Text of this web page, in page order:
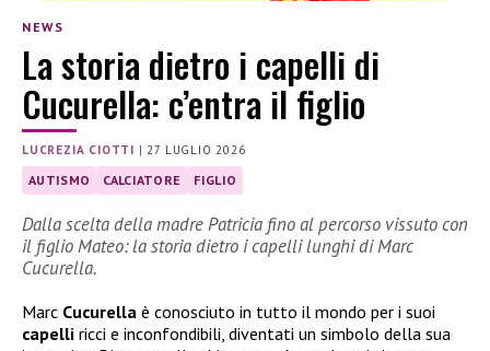
NEWS
La storia dietro i capelli di
Cucurella: c’entra il figlio
LUCREZIA CIOTTI |27 LUGLIO 2026
AUTISMO CALCIATORE FIGLIO
Dalla scelta della madre Patricia fino al percorso vissuto con
il figlio Mateo: la storia dietro i capelli lunghi di Marc
Cucurella.
Marc Cucurella è conosciuto in tutto il mondo per i suoi
capelli ricci e inconfondibili, diventati un simbolo della sua